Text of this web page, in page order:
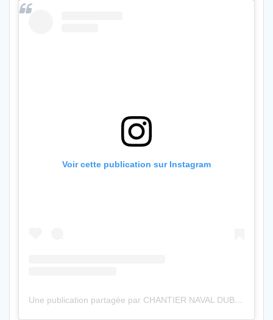
Voir cette publication sur Instagram
Une publication partagée par CHANTIER NAVAL DUBOURDIEU (@dubourdieu_boats_official)